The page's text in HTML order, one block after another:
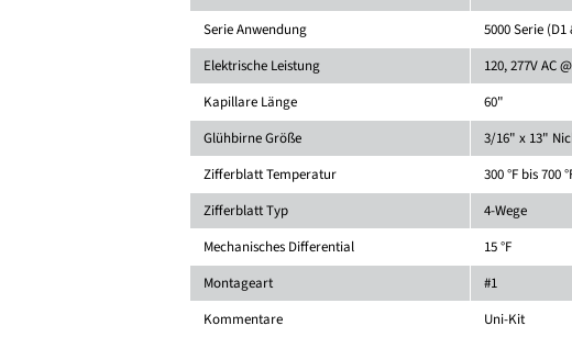
Serie Anwendung
5000 Serie
Elektrische Leistung
120, 277V AC
Kapillare Länge
60"
Glühbirne Größe
3/16" x 13"
Zifferblatt Temperatur
300 °F bis 700
Zifferblatt Typ
4-Wege
Mechanisches Differential
15 °F
Montageart
#1
Kommentare
Uni-Kit